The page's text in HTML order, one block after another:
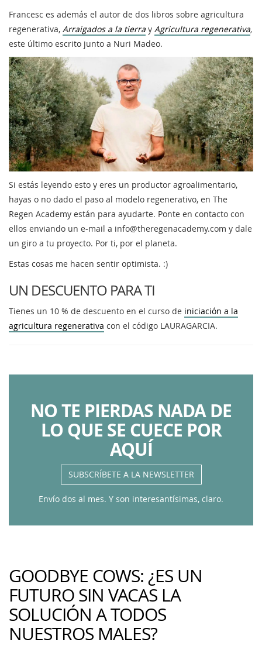
Francesc es además el autor de dos libros sobre agricultura
regenerativa, Arraigados a la tierra y Agricultura regenerativa,
este último escrito junto a Nuri Madeo.
Si estás leyendo esto y eres un productor agroalimentario,
hayas o no dado el paso al modelo regenerativo, en The
Regen Academy están para ayudarte. Ponte en contacto con
ellos enviando un e-mail a info@theregenacademy.com y dale
un giro a tu proyecto. Por ti, por el planeta.
Estas cosas me hacen sentir optimista. :)
UN DESCUENTO PARA TI
Tienes un 10 % de descuento en el curso de iniciación a la
agricultura regenerativa con el código LAURAGARCIA.
NO TE PIERDAS NADA DE
LO QUE SE CUECE POR
AQUÍ
SUBSCRÍBETE A LA NEWSLETTER
Envío dos al mes. Y son interesantísimas, claro.
GOODBYE COWS: ¿ES UN
FUTURO SIN VACAS LA
SOLUCIÓN A TODOS
NUESTROS MALES?